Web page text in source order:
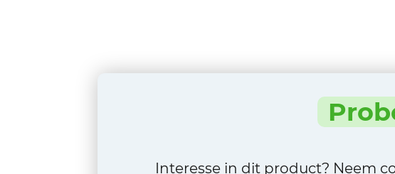
Interesse in dit product? Neem